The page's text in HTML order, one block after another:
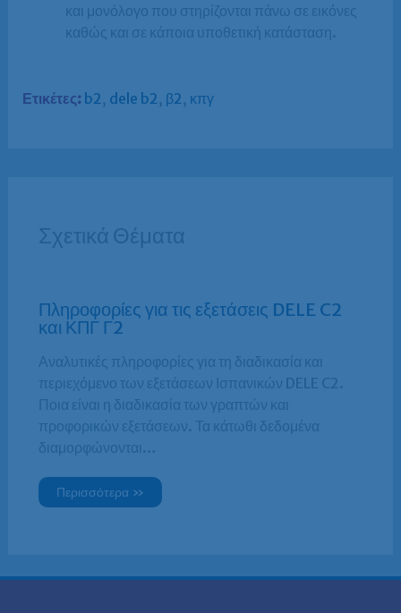
και μονόλογο που στηρίζονται πάνω σε εικόνες
καθώς και σε κάποια υποθετική κατάσταση.
Ετικέτες: b2 dele b2 β2 κπγ
Σχετικά Θέματα
Πληροφορίες για τις εξετάσεις DELE C2
και ΚΠΓ Γ2
Αναλυτικές πληροφορίες για τη διαδικασία και
περιεχόμενο των εξετάσεων Ισπανικών DELE C2.
Ποια είναι η διαδικασία των γραπτών και
προφορικών εξετάσεων. Τα κάτωθι δεδομένα
διαμορφώνονται…
Περισσότερα »